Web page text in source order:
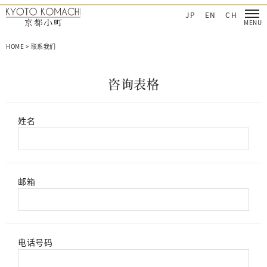
京都小町化妆品‐日本を肌で感じてほしい
JP EN CH
HOME > 联系我们
咨询表格
姓名
邮箱
电话号码
本を肌で感じてほしい